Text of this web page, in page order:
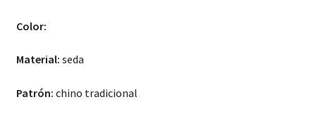
Color:
Material: seda
Patrón: chino tradicional